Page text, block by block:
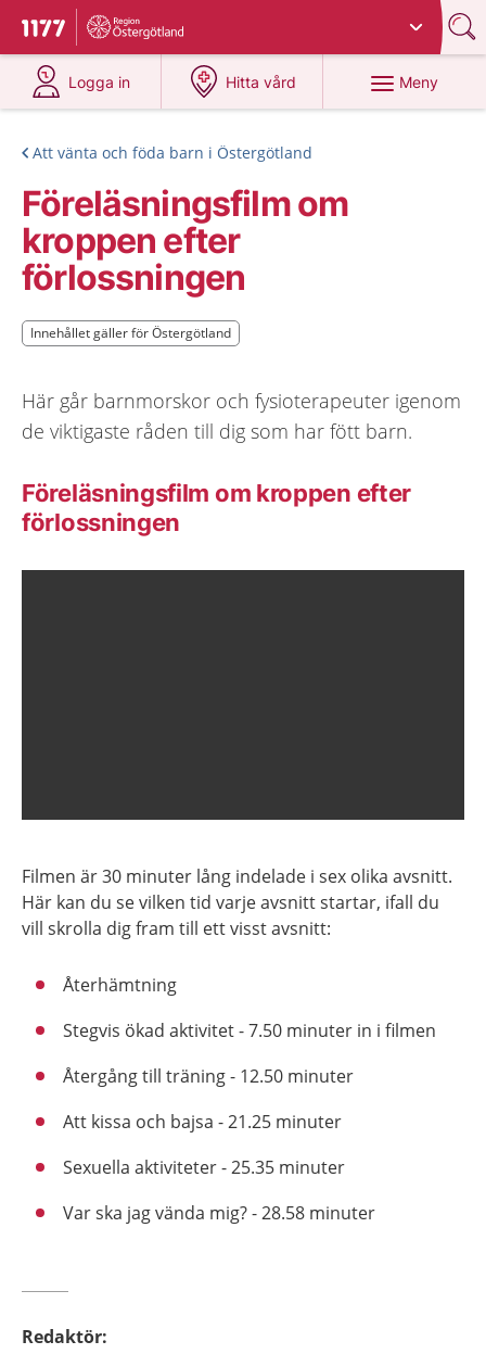
Till startsidan för 1177
Du har valt region
Logga in
på 1177.se
Hitta vård
på 1177.se
Meny
Att vänta och föda barn i Östergötland
Föreläsningsfilm om
kroppen efter
förlossningen
Innehållet gäller för Östergötland
Innehållet gäller för Östergötland
Här går barnmorskor och fysioterapeuter igenom
de viktigaste råden till dig som har fött barn.
Föreläsningsfilm om kroppen efter
förlossningen
Filmen är 30 minuter lång indelade i sex olika avsnitt.
Här kan du se vilken tid varje avsnitt startar, ifall du
vill skrolla dig fram till ett visst avsnitt:
Återhämtning
Stegvis ökad aktivitet - 7.50 minuter in i filmen
Återgång till träning - 12.50 minuter
Att kissa och bajsa - 21.25 minuter
Sexuella aktiviteter - 25.35 minuter
Var ska jag vända mig? - 28.58 minuter
Redaktör: